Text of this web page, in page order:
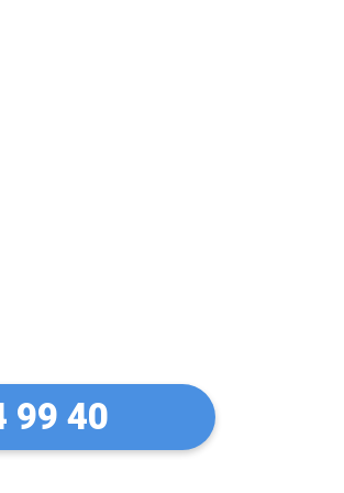
99 40